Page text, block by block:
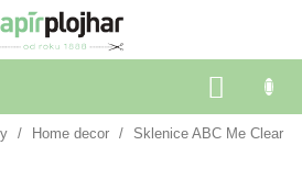
KOŠÍK
/ Home decor /
Sklenice ABC Me Clear